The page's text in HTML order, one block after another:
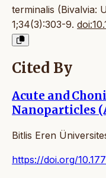
terminalis (Bivalvia:
1;34(3):303-9.
Cited By
Acute and
Nanoparticles
Bitlis Eren
https://doi.org/